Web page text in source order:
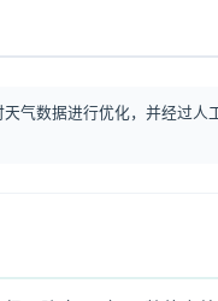
气数据进行优化，并经过